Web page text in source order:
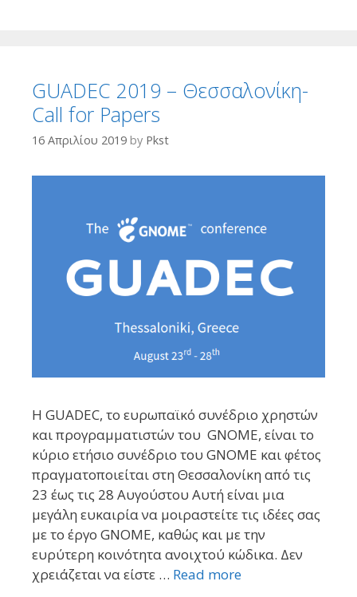
GUADEC 2019 – Θεσσαλονίκη-
Call for Papers
16 Απριλίου 2019 by Pkst
H GUADEC, το ευρωπαϊκό συνέδριο χρηστών
και προγραμματιστών του GNOME, είναι το
κύριο ετήσιο συνέδριο του GNOME και φέτος
πραγματοποιείται στη Θεσσαλονίκη από τις
23 έως τις 28 Αυγούστου Αυτή είναι μια
μεγάλη ευκαιρία να μοιραστείτε τις ιδέες σας
με το έργο GNOME, καθώς και με την
ευρύτερη κοινότητα ανοιχτού κώδικα. Δεν
χρειάζεται να είστε … Read more